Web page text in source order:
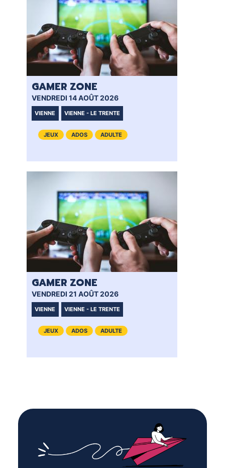
GAMER ZONE
VENDREDI 14 AOÛT 2026
VIENNE VIENNE - LE TRENTE
JEUX ADOS ADULTE
GAMER ZONE
VENDREDI 21 AOÛT 2026
VIENNE VIENNE - LE TRENTE
JEUX ADOS ADULTE